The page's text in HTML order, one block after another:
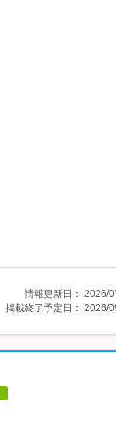
情報更新日： 2026/
掲載終了予定日： 2026/